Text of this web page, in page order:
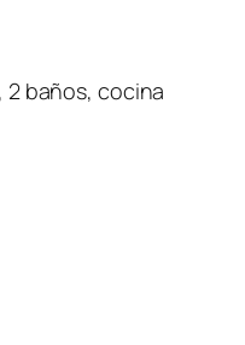
2 baños, cocina